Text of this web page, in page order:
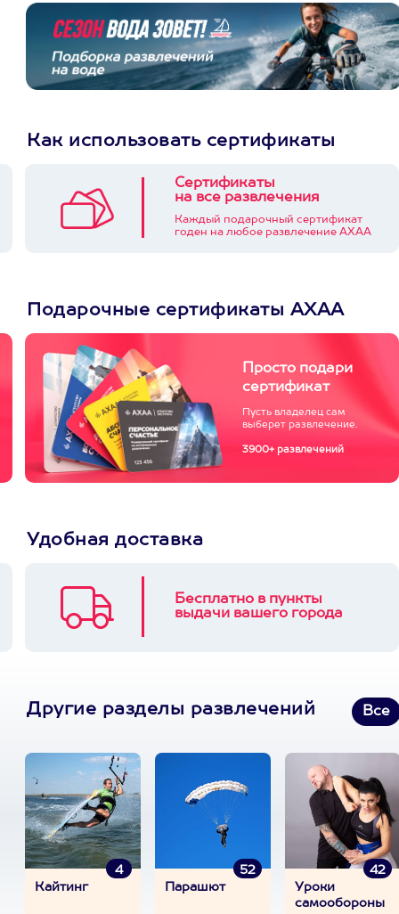
Как использовать сертификаты
Сертификаты
на все развлечения
Каждый подарочный сертификат
годен на любое развлечение АХАА
Подарочные сертификаты АХАА
Просто подари
сертификат
Пусть владелец сам
выберет развлечение.
3900+ развлечений
Удобная доставка
Бесплатно в пункты
выдачи вашего города
Другие разделы развлечений Все
4
Кайтинг
52
Парашют
42
Уроки
самообороны